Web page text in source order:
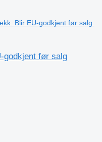
godkjent før salg